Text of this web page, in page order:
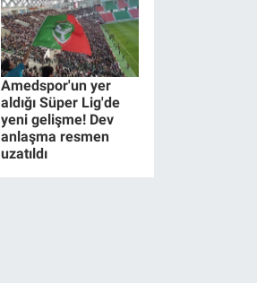
Amedspor'un yer
aldığı Süper Lig'de
yeni gelişme! Dev
anlaşma resmen
uzatıldı